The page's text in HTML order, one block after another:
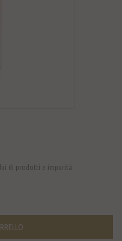
di prodotti e impurità